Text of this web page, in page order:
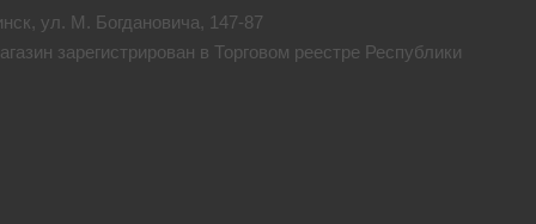
ул. М. Богдановича, 147-87
зарегистрирован в Торговом реестре Республики